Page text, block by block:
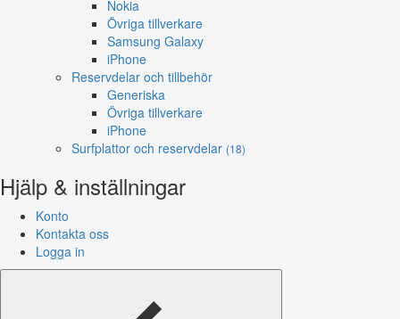
Nokia
Övriga tillverkare
Samsung Galaxy
iPhone
Reservdelar och tillbehör
Generiska
Övriga tillverkare
iPhone
Surfplattor och reservdelar (18)
Hjälp & inställningar
Konto
Kontakta oss
Logga in